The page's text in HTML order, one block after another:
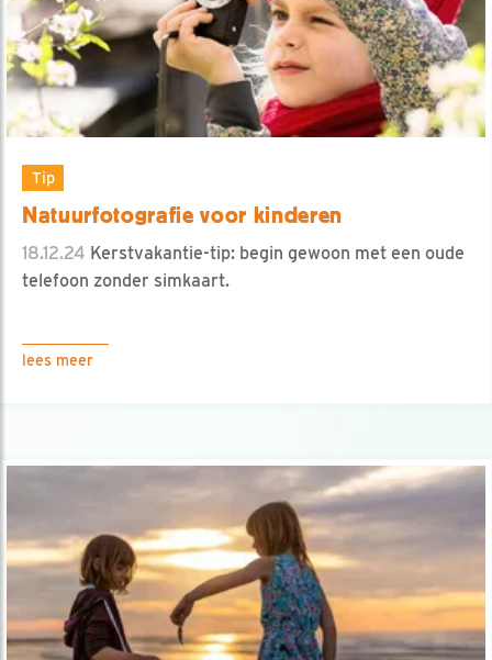
Tip
Natuurfotografie voor kinderen
18.12.24 Kerstvakantie-tip: begin gewoon met een oude
telefoon zonder simkaart.
lees meer